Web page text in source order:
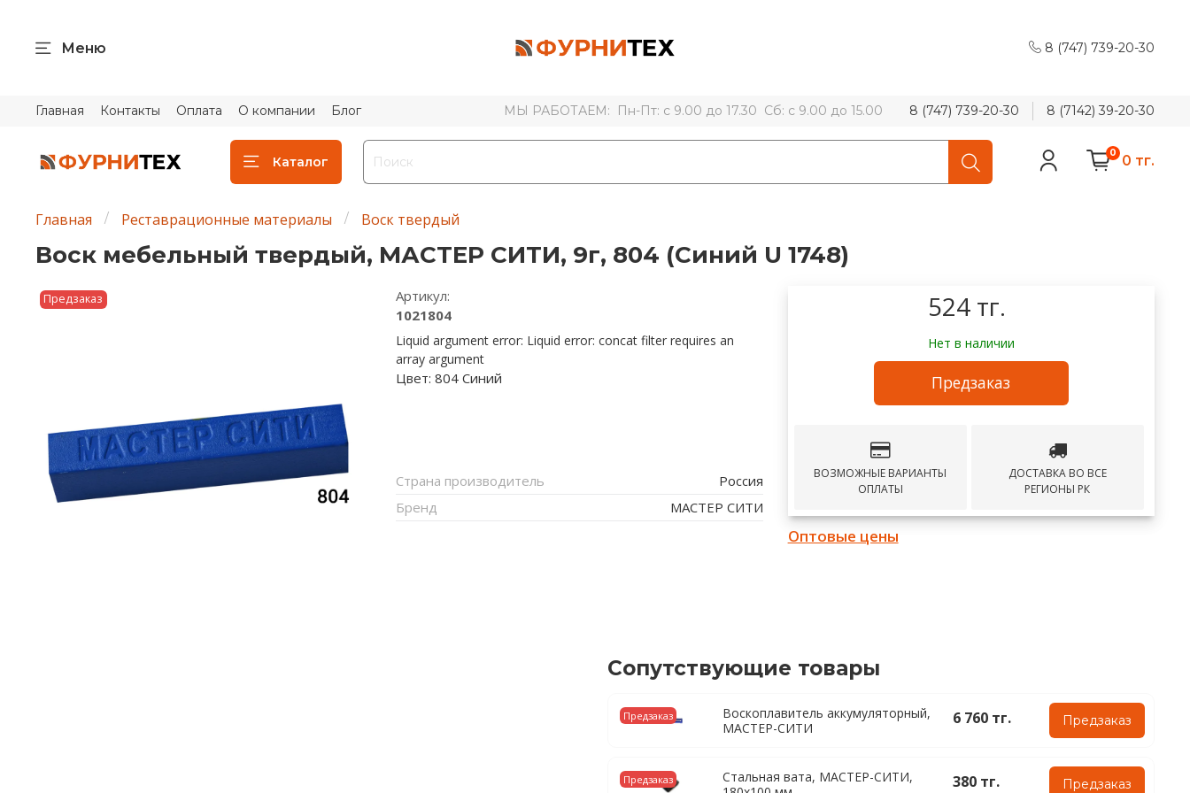
Меню 8 (747) 739-20-30
Главная Контакты Оплата О компании Блог МЫ РАБОТАЕМ: Пн-Пт: с 9.00 до 17.30 Сб: с 9.00 до 15.00 8 (747) 739-20-30 8 (7142) 39-20-30
Каталог
0 0 тг.
Главная Реставрационные материалы Воск твердый
Воск мебельный твердый, МАСТЕР СИТИ, 9г, 804 (Синий U 1748)
Предзаказ
Артикул:
1021804
Liquid argument error: Liquid error: concat filter requires an
array argument
Цвет: 804 Синий
Страна производитель
Россия
Бренд
МАСТЕР СИТИ
524 тг.
Нет в наличии
Предзаказ
ВОЗМОЖНЫЕ ВАРИАНТЫ
ОПЛАТЫ
ДОСТАВКА ВО ВСЕ
РЕГИОНЫ РК
Оптовые цены
Сопутствующие товары
Предзаказ
Воскоплавитель аккумуляторный,
МАСТЕР-СИТИ
6 760 тг. Предзаказ
Предзаказ
Стальная вата, МАСТЕР-СИТИ,
380 тг. Предзаказ